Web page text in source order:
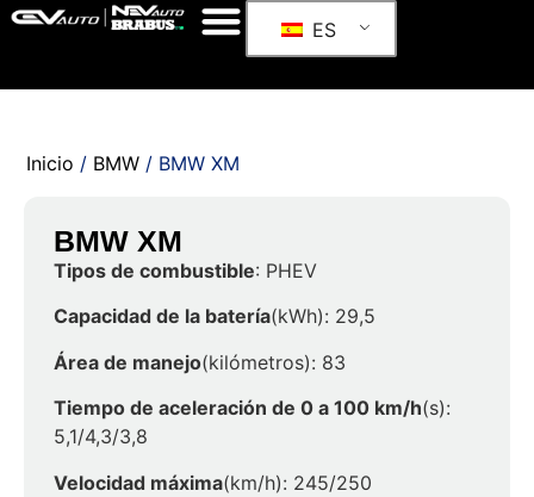
ES
Inicio / BMW / BMW XM
BMW XM
Tipos de combustible: PHEV
Capacidad de la batería(kWh): 29,5
Área de manejo(kilómetros): 83
Tiempo de aceleración de 0 a 100 km/h(s):
5,1/4,3/3,8
Velocidad máxima(km/h): 245/250